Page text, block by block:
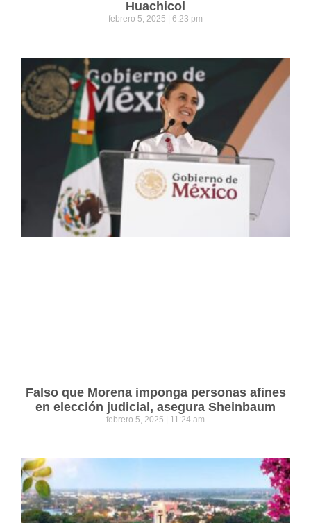
Huachicol
febrero 5, 2025 6:23 pm
Falso que Morena imponga personas afines
en elección judicial, asegura Sheinbaum
febrero 5, 2025 11:24 am